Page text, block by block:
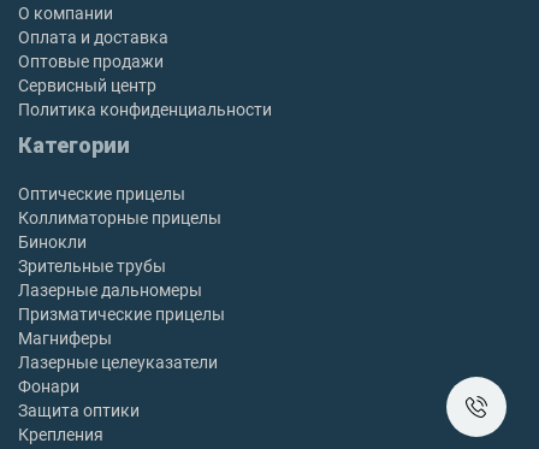
О компании
Оплата и доставка
Оптовые продажи
Сервисный центр
Политика конфиденциальности
Категории
Оптические прицелы
Коллиматорные прицелы
Бинокли
Зрительные трубы
Лазерные дальномеры
Призматические прицелы
Магниферы
Лазерные целеуказатели
Фонари
Защита оптики
Крепления